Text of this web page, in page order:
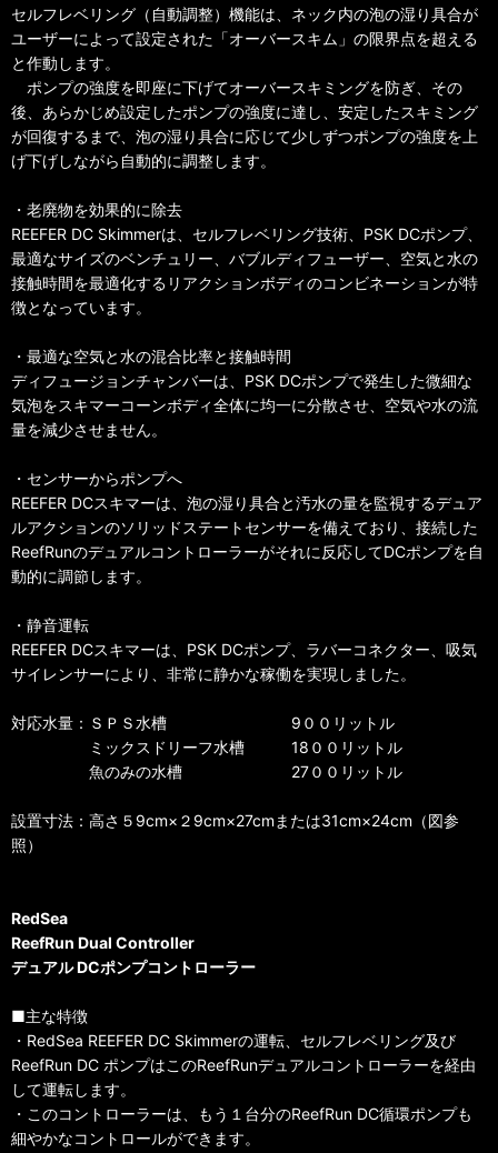
セルフレベリング（自動調整）機能は、ネック内の泡の湿り具合が
ユーザーによって設定された「オーバースキム」の限界点を超える
と作動します。
ポンプの強度を即座に下げてオーバースキミングを防ぎ、その
後、あらかじめ設定したポンプの強度に達し、安定したスキミング
が回復するまで、泡の湿り具合に応じて少しずつポンプの強度を上
げ下げしながら自動的に調整します。
・老廃物を効果的に除去
REEFER DC Skimmerは、セルフレベリング技術、PSK DCポンプ、
最適なサイズのベンチュリー、バブルディフューザー、空気と水の
接触時間を最適化するリアクションボディのコンビネーションが特
徴となっています。
・最適な空気と水の混合比率と接触時間
ディフュージョンチャンバーは、PSK DCポンプで発生した微細な
気泡をスキマーコーンボディ全体に均一に分散させ、空気や水の流
量を減少させません。
・センサーからポンプへ
REEFER DCスキマーは、泡の湿り具合と汚水の量を監視するデュア
ルアクションのソリッドステートセンサーを備えており、接続した
ReefRunのデュアルコントローラーがそれに反応してDCポンプを自
動的に調節します。
・静音運転
REEFER DCスキマーは、PSK DCポンプ、ラバーコネクター、吸気
サイレンサーにより、非常に静かな稼働を実現しました。
対応水量：ＳＰＳ水槽 9００リットル
ミックスドリーフ水槽 18００リットル
魚のみの水槽 27００リットル
設置寸法：高さ５9cm×２9cm×27cmまたは31cm×24cm（図参
照）
RedSea
ReefRun Dual Controller
デュアル DCポンプコントローラー
■主な特徴
・RedSea REEFER DC Skimmerの運転、セルフレベリング及び
ReefRun DC ポンプはこのReefRunデュアルコントローラーを経由
して運転します。
・このコントローラーは、もう１台分のReefRun DC循環ポンプも
細やかなコントロールができます。